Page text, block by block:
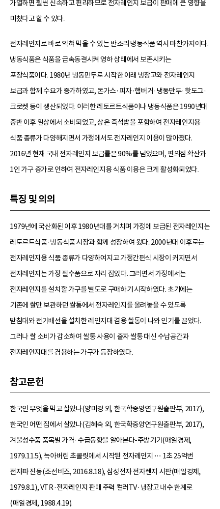
가열하면 훨씬 신속하고 편리하므로 전자레인지 보급이 판매에 큰 영향을
미쳤다고 할 수 있다.
전자레인지로 바로 익혀 먹을 수 있는 반조리 냉동식품 역시 마찬가지이다.
냉동식품은 식품을 급속동결시켜 영하 상태에서 보존시키는
포장식품이다. 1980년 냉동만두로 시작한 이래 냉장고와 전자레인지
보급과 함께 수요가 증가하였고, 돈가스·피자·햄버거·냉동만두·핫도그·
크로켓 등이 생산되었다. 이러한 레토르트식품이나 냉동식품은 1990년대
중반 이후 일상에서 소비되었고, 상온 즉석밥을 포함하여 전자레인지용
식품 종류가 다양해지면서 가정에서도 전자레인지 이용이 많아졌다.
2016년 현재 국내 전자레인지 보급률은 90%를 넘었으며, 편의점 확산과
1인 가구 증가로 인하여 전자레인지용 식품 이용은 크게 활성화되었다.
특징 및 의의
1979년에 국산화된 이후 1980년대를 거치며 가정에 보급된 전자레인지는
레토르트식품·냉동식품 시장과 함께 성장하여 왔다. 2000년대 이후로는
전자레인지용 식품 종류가 다양하여지고 가정간편식 시장이 커지면서
전자레인지는 가정 필수품으로 자리 잡았다. 그러면서 가정에서는
전자레인지를 설치할 가구를 별도로 구매하기 시작하였다. 초기에는
기존에 쌀만 보관하던 쌀통에서 전자레인지를 올려놓을 수 있도록
받침대와 전기배선을 설치한 레인지대 겸용 쌀통이 나와 인기를 끌었다.
그러나 쌀 소비가 감소하여 쌀통 사용이 줄자 쌀통 대신 수납공간과
전자레인지대를 겸용하는 가구가 등장하였다.
참고문헌
한국인 무엇을 먹고 살았나(양미경 외, 한국학중앙연구원출판부, 2017),
한국인 어떤 집에서 살았나(김혜숙 외, 한국학중앙연구원출판부, 2017),
겨울성수품 품목별 가격·수급동향을 알아본다-주방기기(매일경제,
1979.11.5), 녹아버린 초콜릿에서 시작된 전자레인지 ⋯ 1초 25억번
전자파 진동(조선비즈, 2016.8.18), 삼성전자 전자렌지 시판(매일경제,
1979.8.1), VTR·전자레인지 판매 주력 컬러TV·냉장고 내수 한계로
(매일경제, 1988.4.19).